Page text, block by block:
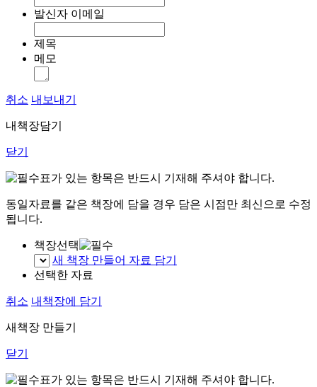
발신자 이메일
제목
메모
취소 내보내기
내책장담기
닫기
표가 있는 항목은 반드시 기재해 주셔야 합니다.
동일자료를 같은 책장에 담을 경우 담은 시점만 최신으로 수정
됩니다.
책장선택
새 책장 만들어 자료 담기
선택한 자료
취소 내책장에 담기
새책장 만들기
닫기
표가 있는 항목은 반드시 기재해 주셔야 합니다.